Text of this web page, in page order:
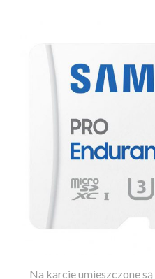
Na karcie umieszczone